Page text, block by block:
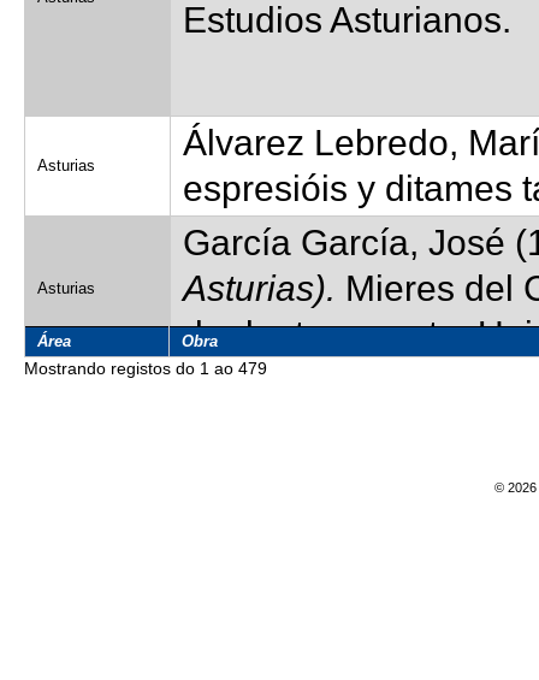
Estudios Asturianos.
Asturias
Álvarez Lebredo,
espresióis y ditames
Asturias
García García, José
Asturias). Mieres del
de doutoramento.
Sanjurjo Fernández,
Meilán García,
Área Obra
Mostrando registos do 1 ao 479
© 2026